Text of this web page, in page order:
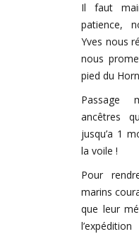
Il faut
patience,
Yves nous
nous
pied du
Passage
ancêtres
jusqu’a 1
la voile !
Pour
marins
que leur